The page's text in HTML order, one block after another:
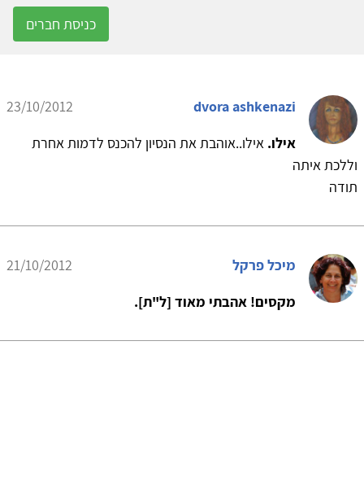
כניסת חברים
dvora ashkenazi
23/10/2012
אילו. אילו..אוהבת את הנסיון להכנס לדמות אחרת
וללכת איתה
תודה
מיכל פרקל
21/10/2012
מקסים! אהבתי מאוד [ל"ת].